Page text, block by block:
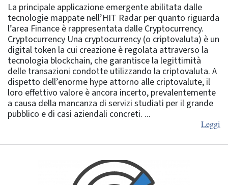
La principale applicazione emergente abilitata dalle
tecnologie mappate nell’HIT Radar per quanto riguarda
l’area Finance è rappresentata dalle Cryptocurrency.
Cryptocurrency Una cryptocurrency (o criptovaluta) è un
digital token la cui creazione è regolata attraverso la
tecnologia blockchain, che garantisce la legittimità
delle transazioni condotte utilizzando la criptovaluta. A
dispetto dell’enorme hype attorno alle criptovalute, il
loro effettivo valore è ancora incerto, prevalentemente
a causa della mancanza di servizi studiati per il grande
pubblico e di casi aziendali concreti. ...
Leggi